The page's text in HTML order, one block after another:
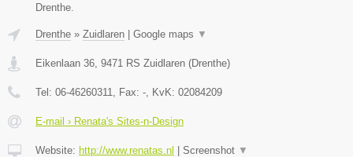
Drenthe.
Drenthe » Zuidlaren Google maps ▼
Eikenlaan 36 9471 RS Zuidlaren (Drenthe)
Tel: 06-46260311 , Fax: - , KvK: 02084209
E-mail › Renata's Sites-n-Design
Website: http://www.renatas.nl Screenshot ▼